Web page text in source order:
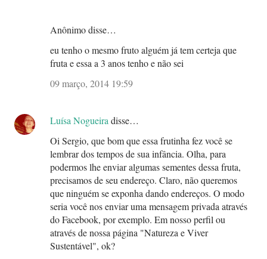
Anônimo disse…
eu tenho o mesmo fruto alguém já tem certeja que
fruta e essa a 3 anos tenho e não sei
09 março, 2014 19:59
Luísa Nogueiradisse…
Oi Sergio, que bom que essa frutinha fez você se
lembrar dos tempos de sua infância. Olha, para
podermos lhe enviar algumas sementes dessa fruta,
precisamos de seu endereço. Claro, não queremos
que ninguém se exponha dando endereços. O modo
seria você nos enviar uma mensagem privada através
do Facebook, por exemplo. Em nosso perfil ou
através de nossa página "Natureza e Viver
Sustentável", ok?